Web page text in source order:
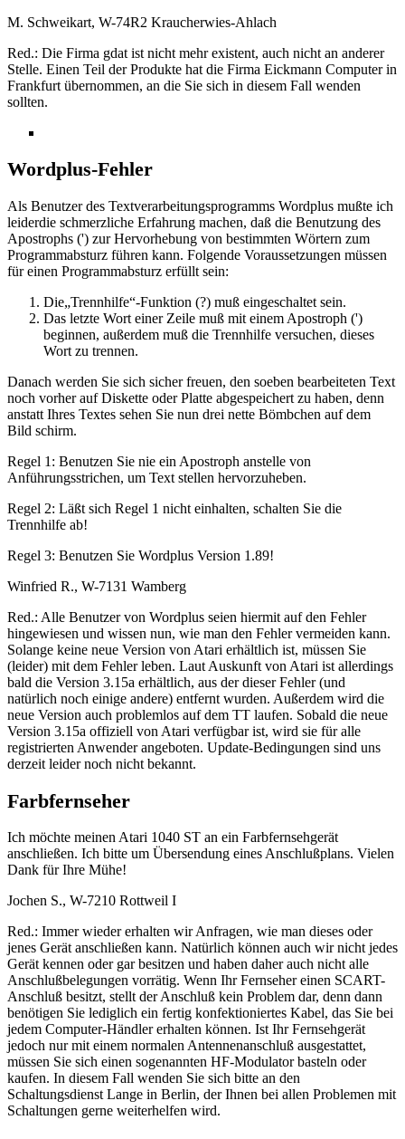
M. Schweikart, W-74R2 Kraucherwies-Ahlach
Red.: Die Firma gdat ist nicht mehr existent, auch nicht an anderer
Stelle. Einen Teil der Produkte hat die Firma Eickmann Computer in
Frankfurt übernommen, an die Sie sich in diesem Fall wenden
sollten.
Wordplus-Fehler
Als Benutzer des Textverarbeitungsprogramms Wordplus mußte ich
leiderdie schmerzliche Erfahrung machen, daß die Benutzung des
Apostrophs (') zur Hervorhebung von bestimmten Wörtern zum
Programmabsturz führen kann. Folgende Voraussetzungen müssen
für einen Programmabsturz erfüllt sein:
Die„Trennhilfe“-Funktion (?) muß eingeschaltet sein.
Das letzte Wort einer Zeile muß mit einem Apostroph (')
beginnen, außerdem muß die Trennhilfe versuchen, dieses
Wort zu trennen.
Danach werden Sie sich sicher freuen, den soeben bearbeiteten Text
noch vorher auf Diskette oder Platte abgespeichert zu haben, denn
anstatt Ihres Textes sehen Sie nun drei nette Bömbchen auf dem
Bild schirm.
Regel 1: Benutzen Sie nie ein Apostroph anstelle von
Anführungsstrichen, um Text stellen hervorzuheben.
Regel 2: Läßt sich Regel 1 nicht einhalten, schalten Sie die
Trennhilfe ab!
Regel 3: Benutzen Sie Wordplus Version 1.89!
Winfried R., W-7131 Wamberg
Red.: Alle Benutzer von Wordplus seien hiermit auf den Fehler
hingewiesen und wissen nun, wie man den Fehler vermeiden kann.
Solange keine neue Version von Atari erhältlich ist, müssen Sie
(leider) mit dem Fehler leben. Laut Auskunft von Atari ist allerdings
bald die Version 3.15a erhältlich, aus der dieser Fehler (und
natürlich noch einige andere) entfernt wurden. Außerdem wird die
neue Version auch problemlos auf dem TT laufen. Sobald die neue
Version 3.15a offiziell von Atari verfügbar ist, wird sie für alle
registrierten Anwender angeboten. Update-Bedingungen sind uns
derzeit leider noch nicht bekannt.
Farbfernseher
Ich möchte meinen Atari 1040 ST an ein Farbfernsehgerät
anschließen. Ich bitte um Übersendung eines Anschlußplans. Vielen
Dank für Ihre Mühe!
Jochen S., W-7210 Rottweil I
Red.: Immer wieder erhalten wir Anfragen, wie man dieses oder
jenes Gerät anschließen kann. Natürlich können auch wir nicht jedes
Gerät kennen oder gar besitzen und haben daher auch nicht alle
Anschlußbelegungen vorrätig. Wenn Ihr Fernseher einen SCART-
Anschluß besitzt, stellt der Anschluß kein Problem dar, denn dann
benötigen Sie lediglich ein fertig konfektioniertes Kabel, das Sie bei
jedem Computer-Händler erhalten können. Ist Ihr Fernsehgerät
jedoch nur mit einem normalen Antennenanschluß ausgestattet,
müssen Sie sich einen sogenannten HF-Modulator basteln oder
kaufen. In diesem Fall wenden Sie sich bitte an den
Schaltungsdienst Lange in Berlin, der Ihnen bei allen Problemen mit
Schaltungen gerne weiterhelfen wird.